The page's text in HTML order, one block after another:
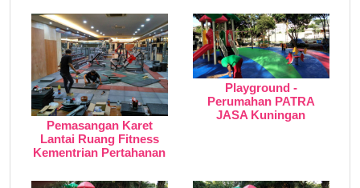
Pemasangan Karet
Lantai Ruang Fitness
Kementrian Pertahanan
Playground -
Perumahan PATRA
JASA Kuningan